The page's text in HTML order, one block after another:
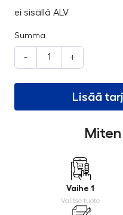
ei sisällä ALV
Summa
- +
Lisää
Vaihe 1
Valitse tuote